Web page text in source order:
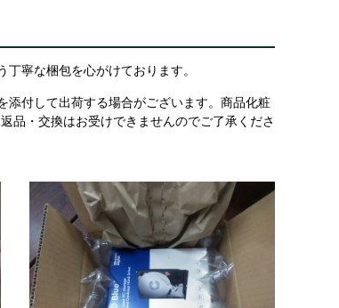
寧な梱包を心がけております。
添付して出荷する場合がございます。商品化粧
品・交換はお受けできませんのでご了承くださ